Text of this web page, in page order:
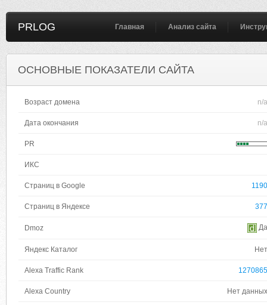
PRLOG Главная Анализ сайта
ОСНОВНЫЕ ПОКАЗАТЕЛИ САЙТА
Возраст домена n/a
Дата окончания n/a
PR
ИКС
Страниц в Google 1190
Страниц в Яндексе 377
Dmoz Да
Яндекс Каталог Нет
Alexa Traffic Rank 1270865
Alexa Country Нет данных